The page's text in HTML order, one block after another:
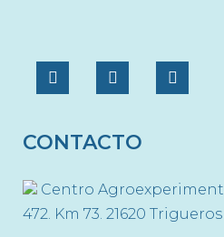
CONTACTO
Centro
472. Km 73. 21620